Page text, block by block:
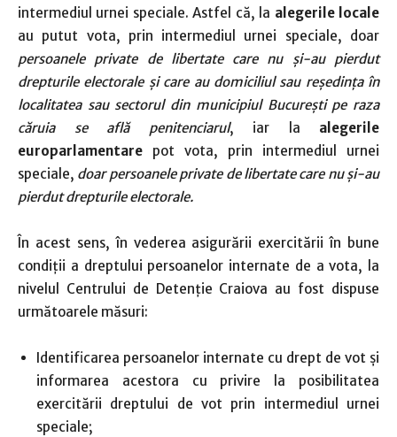
intermediul urnei speciale. Astfel că, la alegerile locale
au putut vota, prin intermediul urnei speciale, doar
persoanele private de libertate care nu și-au pierdut
drepturile electorale și care au domiciliul sau reședința în
localitatea sau sectorul din municipiul București pe raza
căruia se află penitenciarul, iar la alegerile
europarlamentare pot vota, prin intermediul urnei
speciale, doar persoanele private de libertate care nuși-au
pierdut drepturile electorale.
În acest sens, în vederea asigurării exercitării în bune
condiții a dreptului persoanelor internate de a vota, la
nivelul Centrului de Detenție Craiova au fost dispuse
următoarele măsuri:
Identificarea persoanelor internate cu drept de vot și
informarea acestora cu privire la posibilitatea
exercitării dreptului de vot prin intermediul urnei
speciale;